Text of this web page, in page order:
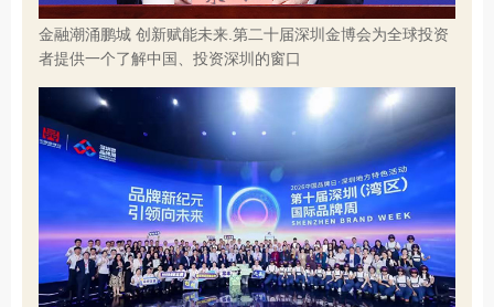
金融潮涌鹏城 创新赋能未来.第二十届深圳金博会为全球投资
者提供一个了解中国、投资深圳的窗口